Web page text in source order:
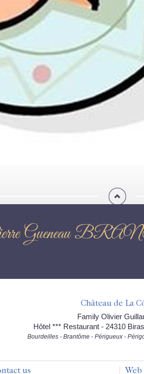
: Pierre
Château de La
Family Olivier
Hôtel *** Restaurant - 24310
Bourdeilles - Brantôme - Périgueux -
us Web